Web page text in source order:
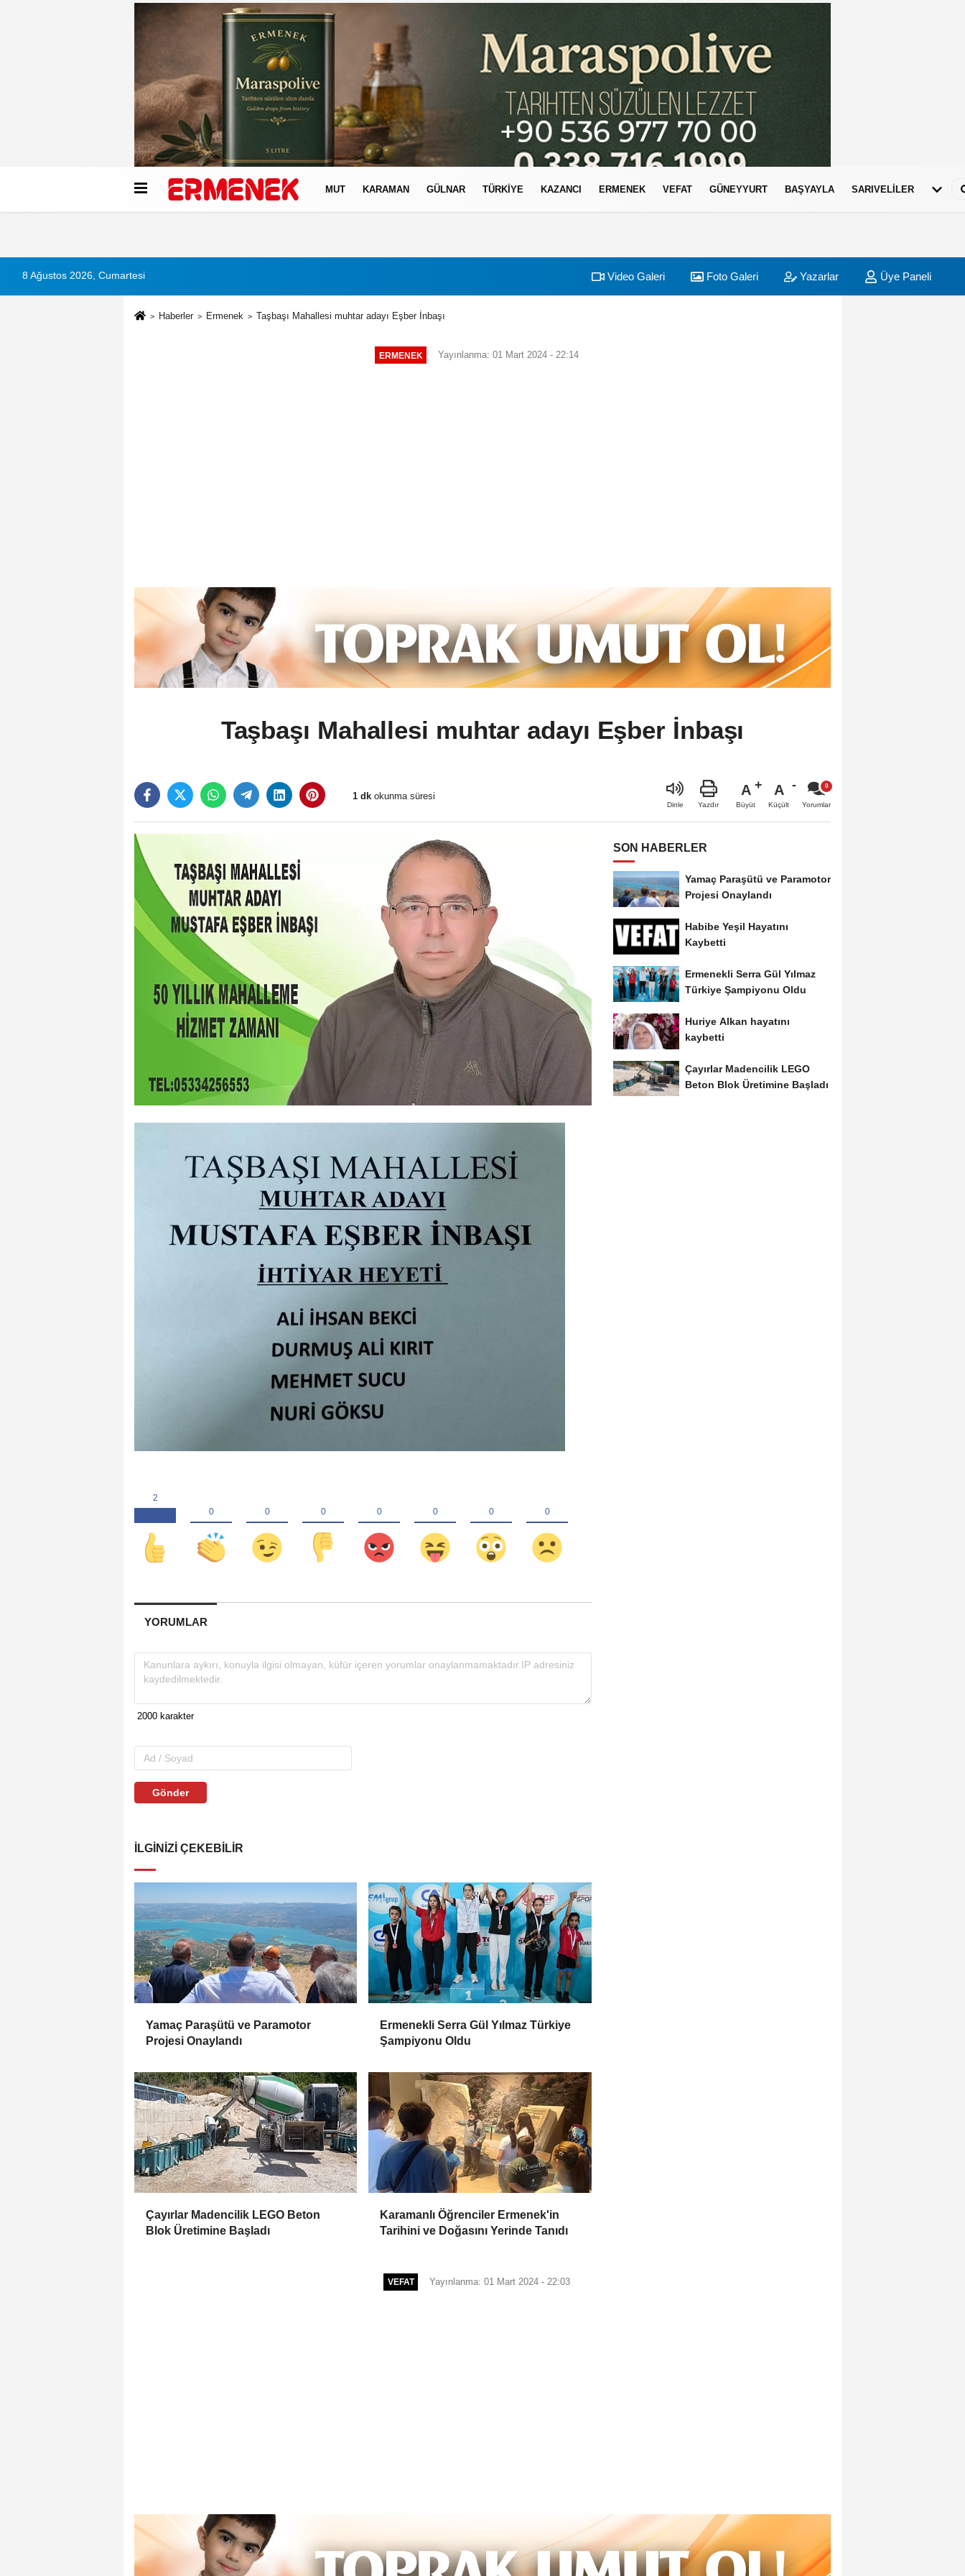
Künye İletişim Çerez Politikası
MUT KARAMAN GÜLNAR TÜRKIYE KAZANCI ERMENEK VEFAT GÜNEYYURT BAŞYAYLA SARIVELİLER
8 Ağustos 2026, Cumartesi Video Galeri Foto Galeri Yazarlar Üye Paneli
Haberler Ermenek Taşbaşı Mahallesi muhtar adayı Eşber İnbaşı
ERMENEK Yayınlanma: 01 Mart 2024 - 22:14
Taşbaşı Mahallesi muhtar adayı Eşber İnbaşı
1 dk okunma süresi
Dinle Yazdır
A
Büyüt
A
Küçült Yorumlar
YORUMLAR
Gönder
İLGINIZI ÇEKEBILIR
Yamaç Paraşütü ve Paramotor
Projesi Onaylandı
Ermenekli Serra Gül Yılmaz Türkiye
Şampiyonu Oldu
Çayırlar Madencilik LEGO Beton
Blok Üretimine Başladı
Karamanlı Öğrenciler Ermenek'in
Tarihini ve Doğasını Yerinde Tanıdı
SON HABERLER
Yamaç Paraşütü ve Paramotor
Projesi Onaylandı
Habibe Yeşil Hayatını
Kaybetti
Ermenekli Serra Gül Yılmaz
Türkiye Şampiyonu Oldu
Huriye Alkan hayatını
kaybetti
Çayırlar Madencilik LEGO
Beton Blok Üretimine Başladı
VEFAT Yayınlanma: 01 Mart 2024 - 22:03